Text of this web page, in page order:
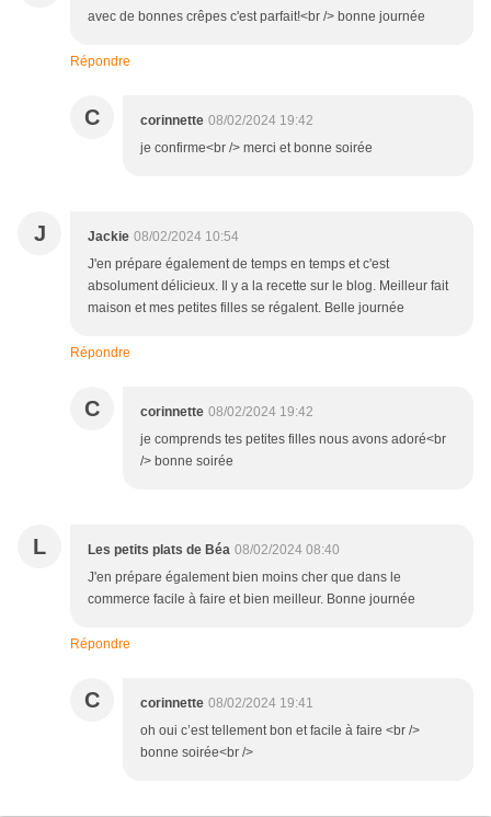
avec de bonnes crêpes c'est parfait!<br /> bonne journée
Répondre
C corinnette 08/02/2024 19:42
je confirme<br /> merci et bonne soirée
J Jackie 08/02/2024 10:54
J'en prépare également de temps en temps et c'est
absolument délicieux. Il y a la recette sur le blog. Meilleur fait
maison et mes petites filles se régalent. Belle journée
Répondre
C corinnette 08/02/2024 19:42
je comprends tes petites filles nous avons adoré<br
/> bonne soirée
L Les petits plats de Béa 08/02/2024 08:40
J'en prépare également bien moins cher que dans le
commerce facile à faire et bien meilleur. Bonne journée
Répondre
C corinnette 08/02/2024 19:41
oh oui c’est tellement bon et facile à faire <br />
bonne soirée<br />